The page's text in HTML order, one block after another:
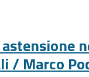
/ Marco